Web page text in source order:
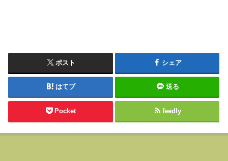
ポスト シェア
はてブ 送る
Pocket feedly